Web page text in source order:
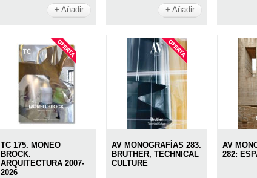
+ Añadir + Añadir
TC 175. MONEO
BROCK.
ARQUITECTURA 2007-
2026
AV MONOGRAFÍAS 283.
BRUTHER, TECHNICAL
CULTURE
AV
282: